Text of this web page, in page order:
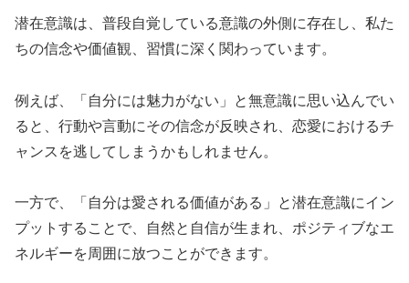
潜在意識は、普段自覚している意識の外側に存在し、私た
ちの信念や価値観、習慣に深く関わっています。
例えば、「自分には魅力がない」と無意識に思い込んでい
ると、行動や言動にその信念が反映され、恋愛におけるチ
ャンスを逃してしまうかもしれません。
一方で、「自分は愛される価値がある」と潜在意識にイン
プットすることで、自然と自信が生まれ、ポジティブなエ
ネルギーを周囲に放つことができます。